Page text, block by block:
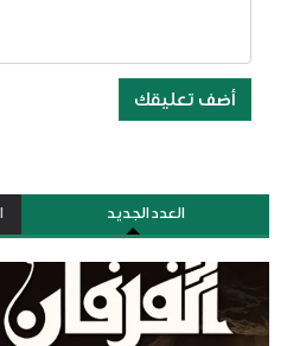
أضف تعليقك
العدد الجديد